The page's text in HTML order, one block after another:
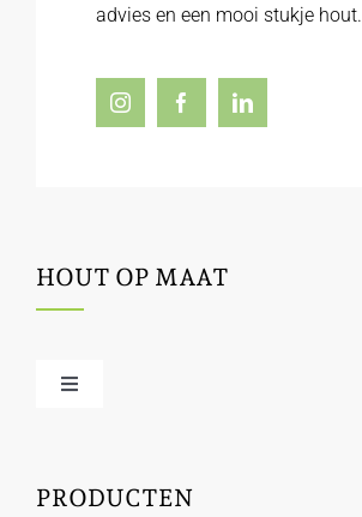
advies en een mooi stukje hout.
HOUT OP MAAT
Toggle
PRODUCTEN